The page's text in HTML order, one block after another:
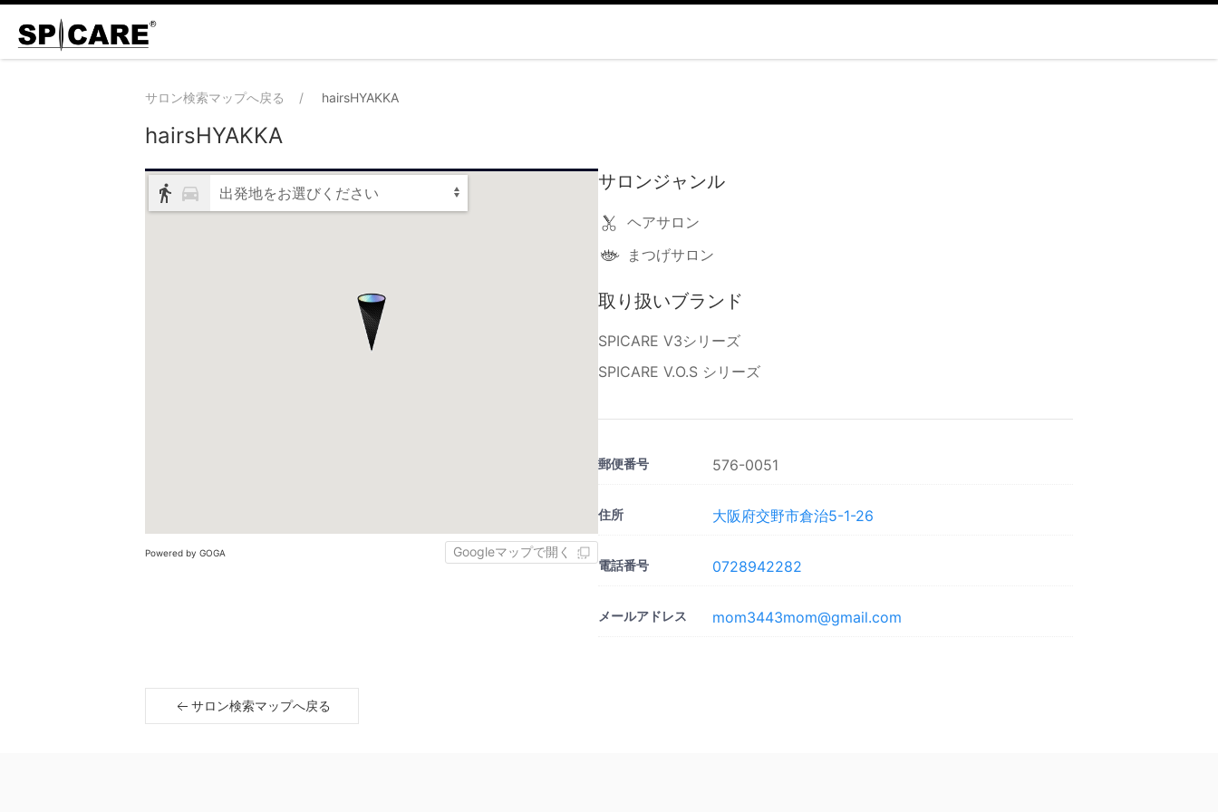
サロン検索マップへ戻る hairsHYAKKA
hairsHYAKKA
出発地をお選びください
Powered by GOGA Googleマップで開く
サロンジャンル
ヘアサロン
まつげサロン
取り扱いブランド
SPICARE V3シリーズ
SPICARE V.O.S シリーズ
郵便番号 576-0051
住所 大阪府交野市倉治5-1-26
電話番号 0728942282
メールアドレス mom3443mom@gmail.com
サロン検索マップへ戻る